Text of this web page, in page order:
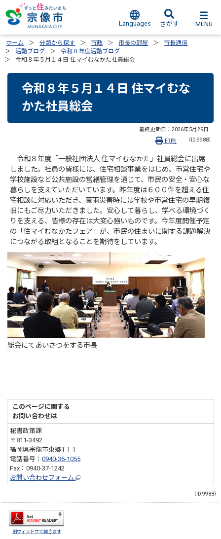
Languages さがす MENU
ホーム 分類から探す 市政 市長の部屋
市長通信
活動ブログ
令和８年度活動ブログ
令和８年５月１４日 住マイむなかた社員総会
令和８年５月１４日 住マイむな
かた社員総会
最終更新日： 2026年5月29日
（ID:9988）
印刷
令和８年度「一般社団法人 住マイむなかた」社員総会に出席
しました。社員の皆様には、住宅相談事業をはじめ、市営住宅や
学校施設など公共施設の営繕管理を通じて、市民の安全・安心な
暮らしを支えていただいています。昨年度は６００件を超える住
宅相談に対応いただき、豪雨災害時には学校や市営住宅の早期復
旧にもご尽力いただきました。安心して暮らし、学べる環境づく
りを支える、皆様の存在は大変心強いものです。今年度開催予定
の「住マイむなかたフェア」が、市民の住まいに関する課題解決
につながる取組となることを期待をしています。
総会にてあいさつをする市長
このページに関する
お問い合わせは
秘書政策課
〒811-3492
福岡県宗像市東郷1-1-1
電話番号：0940-36-1055
Fax：0940-37-1242
お問い合わせフォーム
（ID:9988）
別ウィンドウで開きます